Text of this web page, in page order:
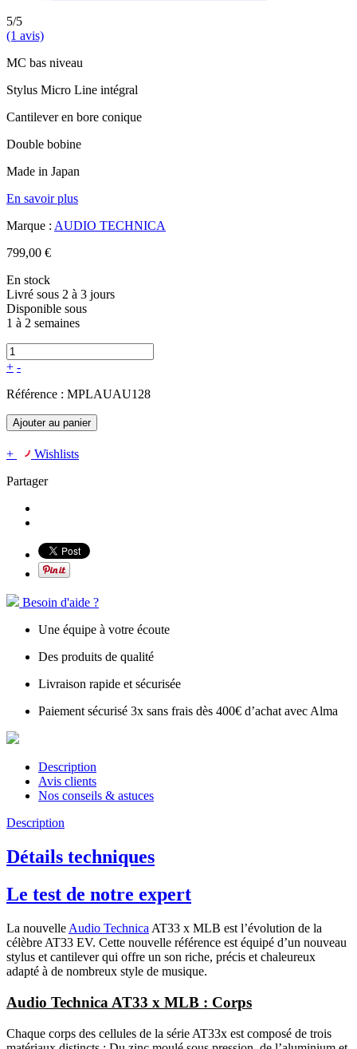
5/5
(1 avis)
MC bas niveau
Stylus Micro Line intégral
Cantilever en bore conique
Double bobine
Made in Japan
En savoir plus
Marque : AUDIO TECHNICA
799,00 €
En stock
Livré sous 2 à 3 jours
Disponible sous
1 à 2 semaines
+ -
Référence : MPLAUAU128
Ajouter au panier
+
Wishlists
Partager
Besoin d'aide ?
Une équipe à votre écoute
Des produits de qualité
Livraison rapide et sécurisée
Paiement sécurisé 3x sans frais dès 400€ d’achat avec Alma
Description
Avis clients
Nos conseils & astuces
Description
Détails techniques
Le test de notre expert
La nouvelle Audio Technica AT33 x MLB est l’évolution de la
célèbre AT33 EV. Cette nouvelle référence est équipé d’un nouveau
stylus et cantilever qui offre un son riche, précis et chaleureux
adapté à de nombreux style de musique.
Audio Technica AT33 x MLB : Corps
Chaque corps des cellules de la série AT33x est composé de trois